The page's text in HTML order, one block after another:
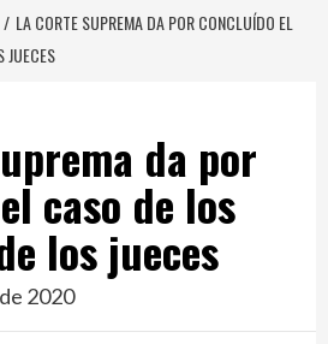
LA CORTE SUPREMA DA POR CONCLUÍDO EL
JUECES
da por
caso de los
los jueces
2020